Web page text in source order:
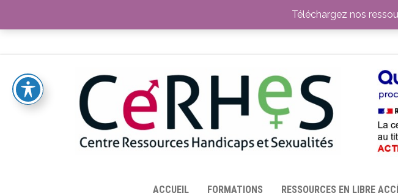
TOUTES LES RESSOURCES MISES À DISPOSITION PAR LE CERHES®
ACCUEIL FORMATIONS RESSOURCES EN LIBRE
Téléchargez nos